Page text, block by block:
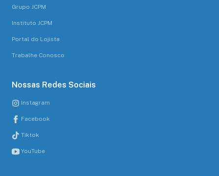
Grupo JCPM
Instituto JCPM
Portal do Lojista
Trabalhe Conosco
Nossas Redes Sociais
Instagram
Facebook
Tiktok
YouTube